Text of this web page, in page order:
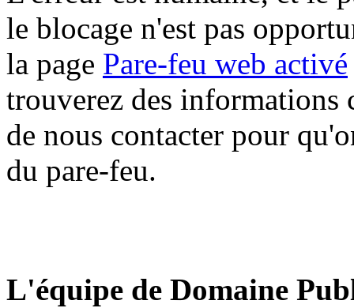
le blocage n'est pas
la page Pare-feu web activé
trouverez des informations
de nous contacter pour
du pare-feu.
L'équipe de Domaine